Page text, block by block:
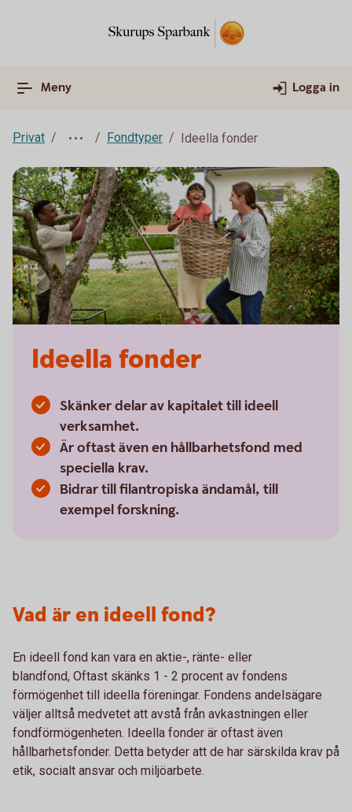
Meny Logga in
Privat Fondtyper Ideella fonder
Ideella fonder
Skänker delar av kapitalet till ideell
verksamhet.
Är oftast även en hållbarhetsfond med
speciella krav.
Bidrar till filantropiska ändamål, till
exempel forskning.
Vad är en ideell fond?
En ideell fond kan vara en aktie-, ränte- eller
blandfond, Oftast skänks 1 - 2 procent av fondens
förmögenhet till ideella föreningar. Fondens andelsägare
väljer alltså medvetet att avstå från avkastningen eller
fondförmögenheten. Ideella fonder är oftast även
hållbarhetsfonder. Detta betyder att de har särskilda krav på
etik, socialt ansvar och miljöarbete.